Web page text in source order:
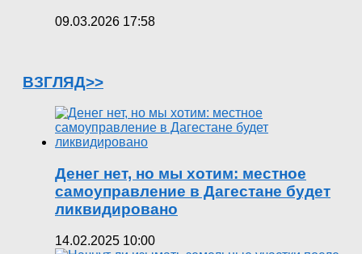
09.03.2026 17:58
ВЗГЛЯД>>
Денег нет, но мы хотим: местное
самоуправление в Дагестане будет
ликвидировано
14.02.2025 10:00